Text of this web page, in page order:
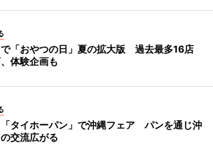
「おやつの日」夏の拡大版 過去最多16店
体験企画も
タイホーパン」で沖縄フェア パンを通じ沖
交流広がる